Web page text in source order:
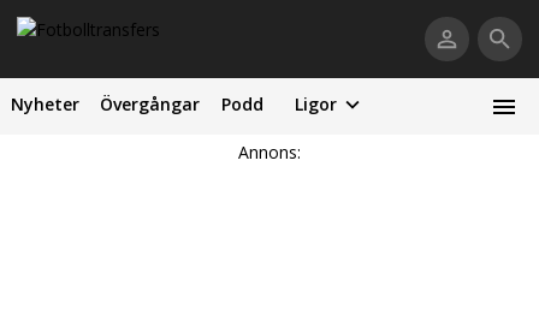
Nyheter Övergångar Podd Ligor
Annons: